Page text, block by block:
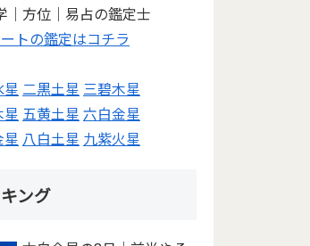
｜方位｜易占の鑑定士
トの鑑定はコチラ
星 二黒土星 三碧木星
星 五黄土星 六白金星
星 八白土星 九紫火星
ング